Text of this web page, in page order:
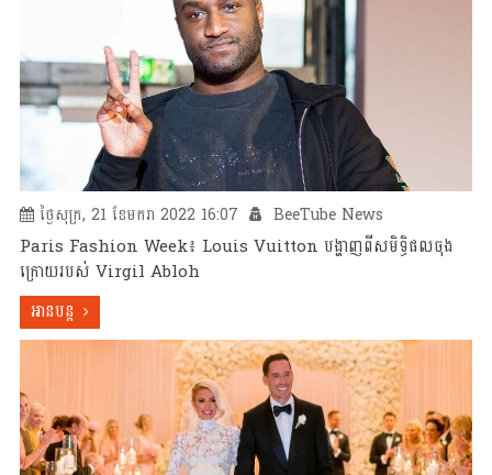
ថ្ងៃសុក្រ, 21 ខែមករា 2022 16:07 BeeTube News
Paris Fashion Week៖ Louis Vuitton បង្ហាញពីសមិទ្ធិផលចុង
ក្រោយរបស់ Virgil Abloh
អានបន្ត